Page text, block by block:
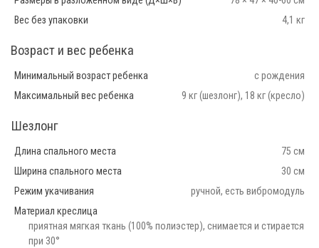
Вес без упаковки
4,1 кг
Возраст и вес ребенка
Минимальный возраст ребенка
с рождения
Максимальный вес ребенка
9 кг (шезлонг), 18 кг (кресло)
Шезлонг
Длина спального места
75 см
Ширина спального места
30 см
Режим укачивания
ручной, есть вибромодуль
Материал креслица
приятная мягкая ткань (100% полиэстер), снимается и стирается
при 30°